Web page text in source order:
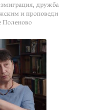
эмиграция, дружба
и проповеди
Поленово